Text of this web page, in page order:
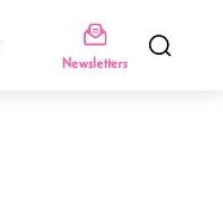
Newsletters